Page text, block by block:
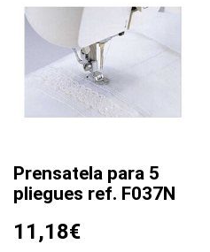
Prensatela para 5
pliegues ref. F037N
11,18€